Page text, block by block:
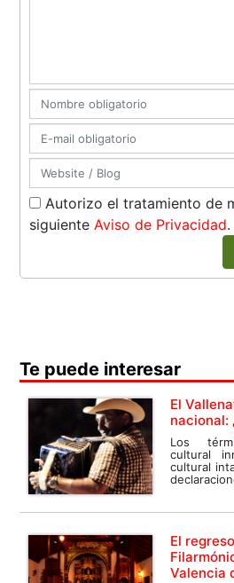
Autorizo el tratamiento de
siguienteAviso de Privacidad.
Te puede interesar
El
nacional:
Los
cultural
cultural
El
Valencia